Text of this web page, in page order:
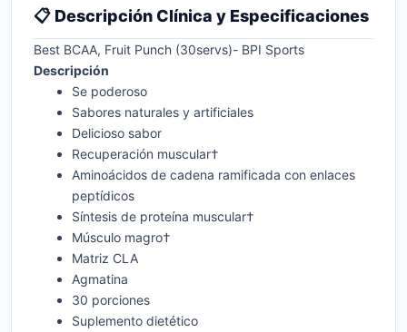
📋 Descripción Clínica y Especificaciones
Best BCAA, Fruit Punch (30servs)- BPI Sports
Descripción
Se poderoso
Sabores naturales y artificiales
Delicioso sabor
Recuperación muscular†
Aminoácidos de cadena ramificada con enlaces
peptídicos
Síntesis de proteína muscular†
Músculo magro†
Matriz CLA
Agmatina
30 porciones
Suplemento dietético